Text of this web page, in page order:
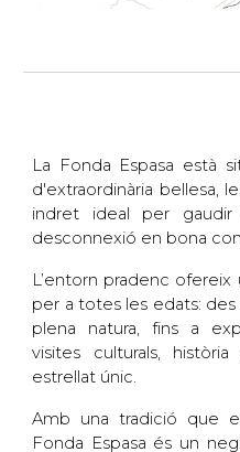
La Fonda Espasa està
d'extraordinària bellesa,
indret ideal per
desconnexió en bona
L’entorn pradenc ofereix
per a totes les edats:
plena natura, fins a
visites culturals,
estrellat únic.
Amb una tradició que
Fonda Espasa és un